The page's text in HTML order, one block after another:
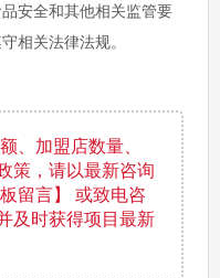
安全和其他相关监管要
相关法律法规。
、加盟店数量、
策，请以最新咨询
留言】 或致电咨
及时获得项目最新